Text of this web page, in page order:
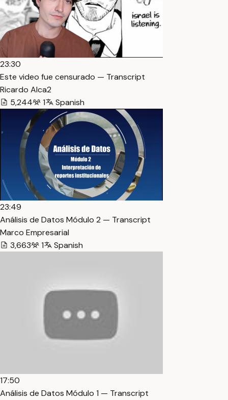
23:30
Este video fue censurado — Transcript
Ricardo Alca2
5,244
1 Spanish
23:49
Análisis de Datos Módulo 2 — Transcript
Marco Empresarial
3,663
1 Spanish
17:50
Análisis de Datos Módulo 1 — Transcript